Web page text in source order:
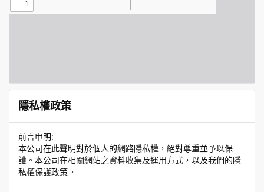
隱私權政策
前言申明:
本公司在此聲明對於個人的網路隱私權，絕對尊重並予以保
護。本公司在相關網站之資料收集及運用方式，以及我們的隱
私權保護政策。